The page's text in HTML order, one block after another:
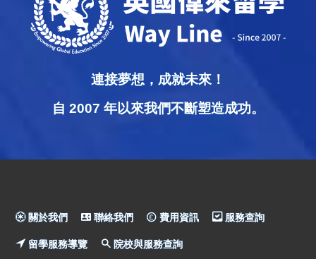
連接夢想，成就未來！
自 2007 年以來我們不斷塑造成功。
關於我們 聯絡我們 費用資訊 服務查詢
留學服務導覽 院校與服務查詢